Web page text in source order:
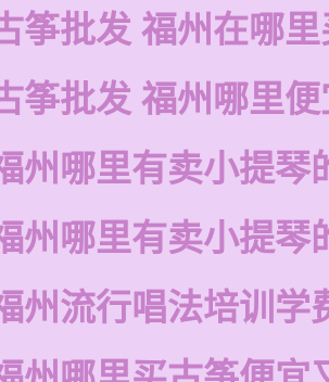
筝批发 福州在哪
筝批发 福州哪里
州哪里有卖小提琴
州哪里有卖小提琴
州流行唱法培训学